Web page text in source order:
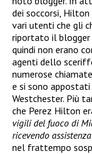
dei soccorsi,
vari utenti che gli
riportato il blogger
quindi non erano
agenti dello
numerose
e si sono
Westchester. Più
che Perez Hilton
vigili del fuoco di
ricevendo
nel frattempo